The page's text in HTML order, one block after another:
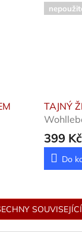
TAJNÝ
399 Kč
Do